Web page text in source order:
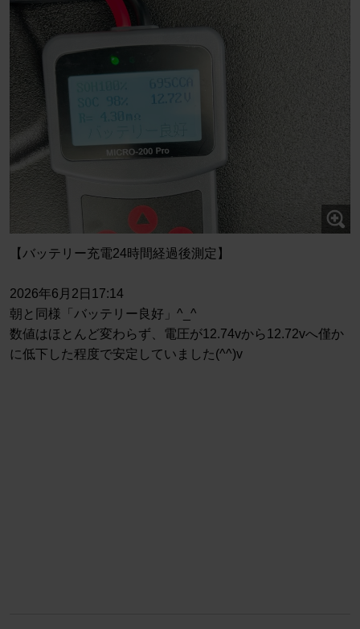
【バッテリー充電24時間経過後測定】
2026年6月2日17:14
朝と同様「バッテリー良好」^_^
数値はほとんど変わらず、電圧が12.74vから12.72vへ僅か
に低下した程度で安定していました(^^)v